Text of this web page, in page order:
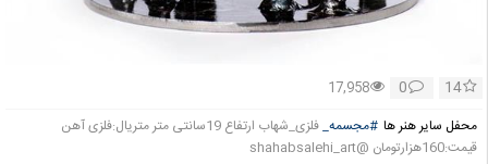
14
0
17,958
محفل سایر هنر ها #مجسمه_
فلزی_شهاب ارتفاع 19سانتی متر متریال:فلزی آهن
قیمت:160هزارتومان @shahabsalehi_art